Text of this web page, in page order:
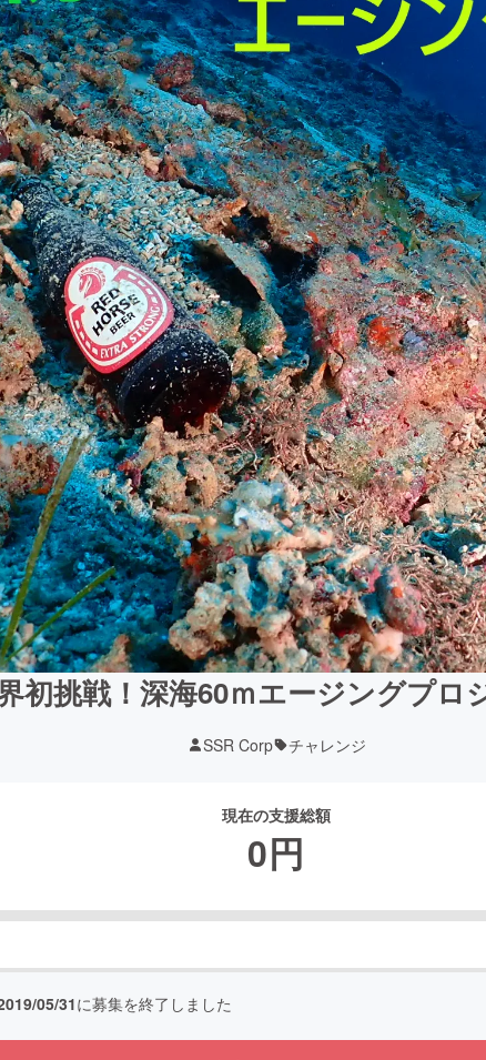
初挑戦！深海60ｍエージングプロ
SSR Corp チャレンジ
現在の支援総額
0円
05/31に募集を終了しました